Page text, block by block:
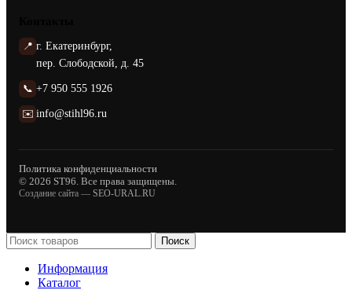
📍 г. Екатеринбург,
пер. Слободской, д. 45
📞 +7 950 555 1926
✉️ info@stihl96.ru
Политика конфиденциальности
© 2026 ST96. Все права защищены.
Создание сайта — SEO-URAL.RU
Поиск
Информация
Каталог